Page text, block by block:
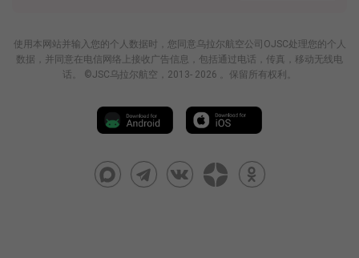
使用本网站并输入您的个人数据时，您同意乌拉尔航空公司OJSC处理您的个人
数据，并同意在电信网络上接收广告信息，包括通过电话，传真，移动无线电
话。 ©JSC乌拉尔航空，2013- 2026 。保留所有权利。